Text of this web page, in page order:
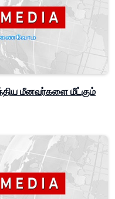
மீனவர்களை மீட்கும்